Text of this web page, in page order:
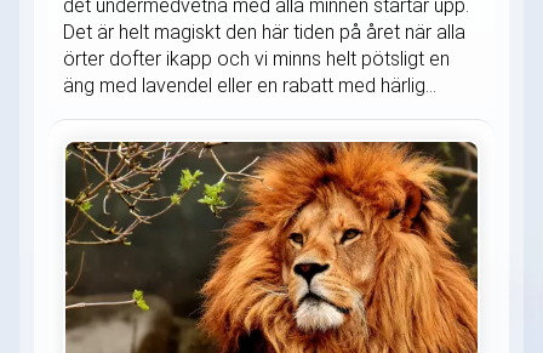
det undermedvetna med alla minnen startar upp.
Det är helt magiskt den här tiden på året när alla
örter dofter ikapp och vi minns helt pötsligt en
äng med lavendel eller en rabatt med härlig...